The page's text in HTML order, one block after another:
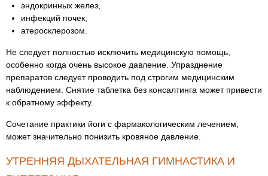
эндокринных желез,
инфекций почек;
атеросклерозом.
Не следует полностью исключить медицинскую помощь,
особенно когда очень высокое давление. Упразднение
препаратов следует проводить под строгим медицинским
наблюдением. Снятие таблетка без консалтинга может привести
к обратному эффекту.
Сочетание практики йоги с фармакологическим лечением,
может значительно понизить кровяное давление.
УТРЕННЯЯ ДЫХАТЕЛЬНАЯ ГИМНАСТИКА И